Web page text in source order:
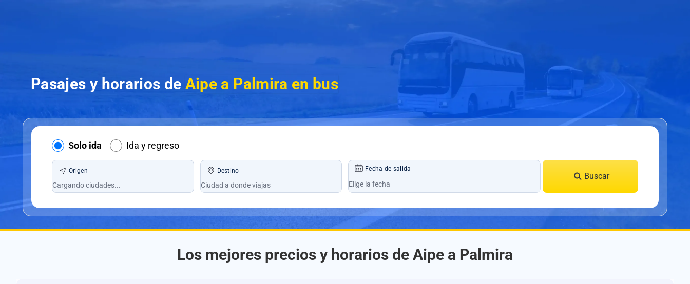
Pasajes y horarios de Aipe a Palmira en bus
Solo ida Ida y regreso
Origen Destino Fecha de salida
Buscar
Los mejores precios y horarios de Aipe a Palmira